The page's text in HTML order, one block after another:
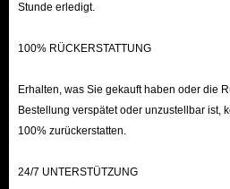
Stunde erledigt.
100% RÜCKERSTATTUNG
Erhalten, was Sie gekauft haben oder die
Bestellung verspätet oder unzustellbar ist,
100% zurückerstatten.
24/7 UNTERSTÜTZUNG